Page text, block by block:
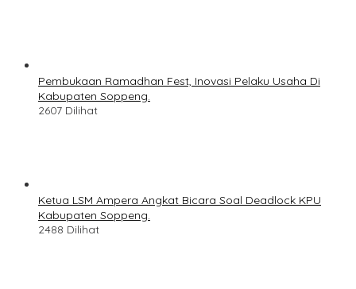
Pembukaan Ramadhan Fest, Inovasi Pelaku Usaha Di
Kabupaten Soppeng.
2607 Dilihat
Ketua LSM Ampera Angkat Bicara Soal Deadlock KPU
Kabupaten Soppeng.
2488 Dilihat